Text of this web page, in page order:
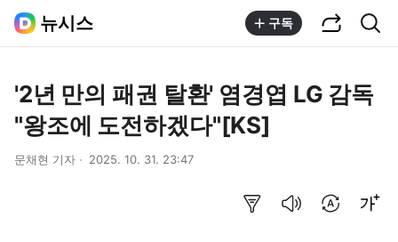
뉴시스 구독
'2년 만의 패권 탈환' 염경엽 LG 감독
"왕조에 도전하겠다"[KS]
문채현 기자 2025. 10. 31. 23:47